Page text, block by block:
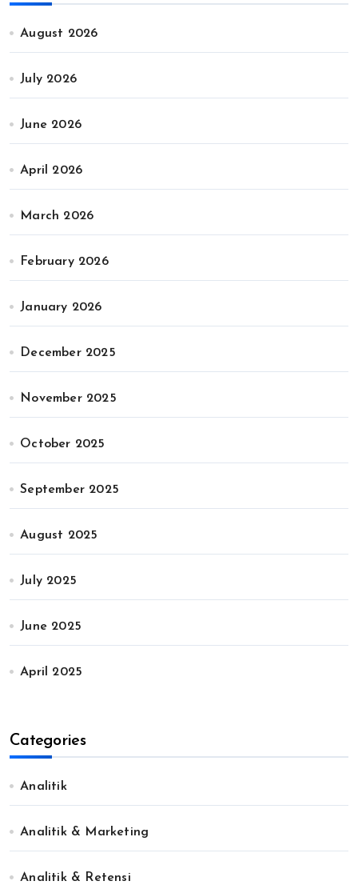
August 2026
July 2026
June 2026
April 2026
March 2026
February 2026
January 2026
December 2025
November 2025
October 2025
September 2025
August 2025
July 2025
June 2025
April 2025
Categories
Analitik
Analitik & Marketing
Analitik & Retensi